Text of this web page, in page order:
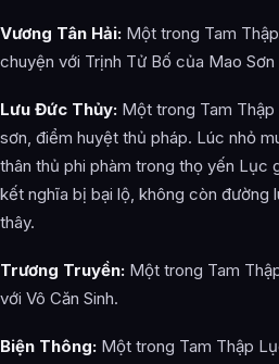
Vương Tân Hải: Một trong Tam
chuyện với Trịnh Tử Bố của Mao Sơn
Lưu Đức Thủy: Một trong Tam
sơn, điểm huyệt thủ pháp. Lúc nhỏ
thân thủ phi phàm trong thọ yến Lục
kết nghĩa bị bại lộ, không còn đường
thây.
Trương Truyền: Một trong Tam
với Vô Căn Sinh.
Biện Thông: Một trong Tam Thập